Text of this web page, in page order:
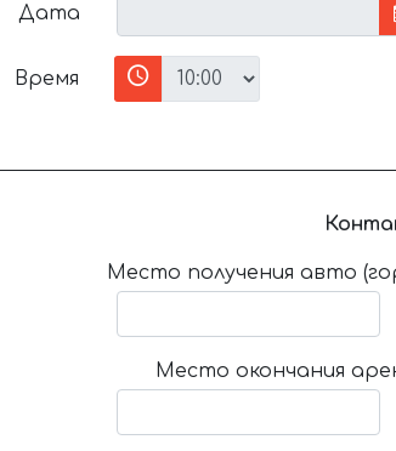
Дата
Время
Место получения авто
Место окончания